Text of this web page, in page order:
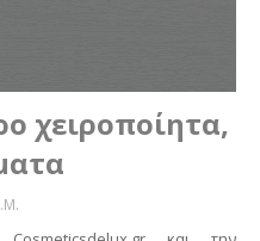
χειροποίητα,